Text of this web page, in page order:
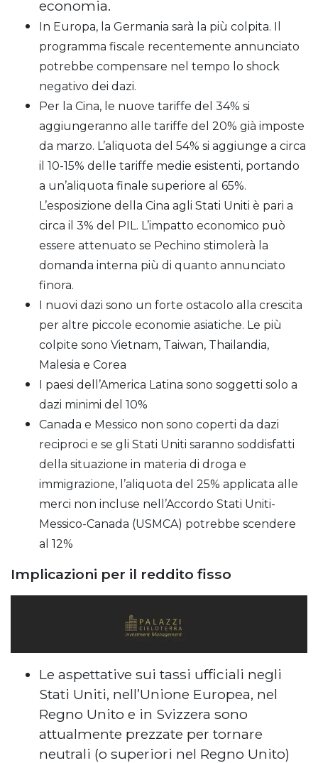
economia.
In Europa, la Germania sarà la più colpita. Il
programma fiscale recentemente annunciato
potrebbe compensare nel tempo lo shock
negativo dei dazi.
Per la Cina, le nuove tariffe del 34% si
aggiungeranno alle tariffe del 20% già imposte
da marzo. L’aliquota del 54% si aggiunge a circa
il 10-15% delle tariffe medie esistenti, portando
a un’aliquota finale superiore al 65%.
L’esposizione della Cina agli Stati Uniti è pari a
circa il 3% del PIL. L’impatto economico può
essere attenuato se Pechino stimolerà la
domanda interna più di quanto annunciato
finora.
I nuovi dazi sono un forte ostacolo alla crescita
per altre piccole economie asiatiche. Le più
colpite sono Vietnam, Taiwan, Thailandia,
Malesia e Corea
I paesi dell’America Latina sono soggetti solo a
dazi minimi del 10%
Canada e Messico non sono coperti da dazi
reciproci e se gli Stati Uniti saranno soddisfatti
della situazione in materia di droga e
immigrazione, l’aliquota del 25% applicata alle
merci non incluse nell’Accordo Stati Uniti-
Messico-Canada (USMCA) potrebbe scendere
al 12%
Implicazioni per il reddito fisso
Le aspettative sui tassi ufficiali negli
Stati Uniti, nell’Unione Europea, nel
Regno Unito e in Svizzera sono
attualmente prezzate per tornare
neutrali (o superiori nel Regno Unito)